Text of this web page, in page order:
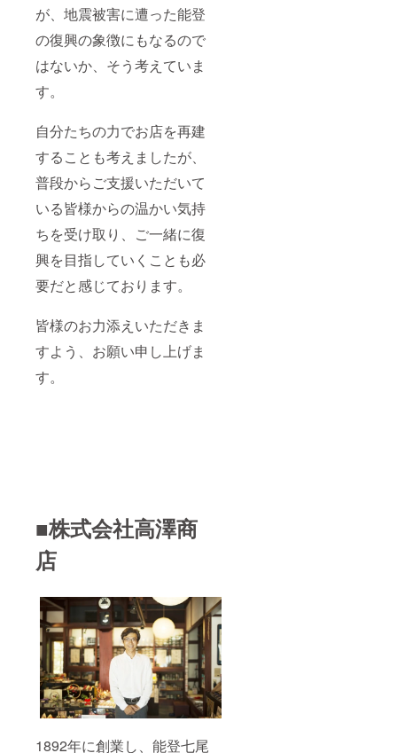
が、地震被害に遭った能登
の復興の象徴にもなるので
はないか、そう考えていま
す。
自分たちの力でお店を再建
することも考えましたが、
普段からご支援いただいて
いる皆様からの温かい気持
ちを受け取り、ご一緒に復
興を目指していくことも必
要だと感じております。
皆様のお力添えいただきま
すよう、お願い申し上げま
す。
■株式会社高澤商
店
1892年に創業し、能登七尾